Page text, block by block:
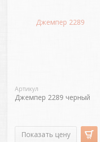
Артикул
Джемпер 2289 черный
Показать цену